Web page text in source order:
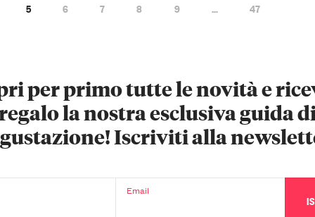
5 6 7 8 9 … 47
per primo tutte le novità e
la nostra esclusiva guida
Iscriviti alla
Email